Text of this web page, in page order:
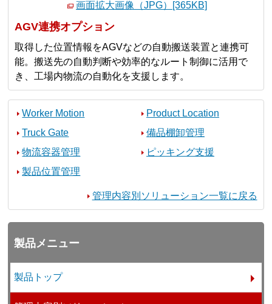
画面拡大画像（JPG）[365KB]
AGV連携オプション
取得した位置情報をAGVなどの自動搬送装置と連携可
能。搬送先の自動判断や効率的なルート制御に活用で
き、工場内物流の自動化を支援します。
Worker Motion
Product Location
Truck Gate
備品棚卸管理
物流容器管理
ピッキング支援
製品位置管理
管理内容別ソリューション一覧に戻る
製品メニュー
製品トップ